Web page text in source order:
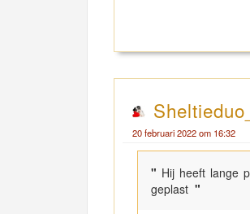
Sheltieduo_
20 februari 2022 om 16:32
" Hij heeft lange
geplast "